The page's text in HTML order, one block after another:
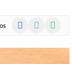
Facebook